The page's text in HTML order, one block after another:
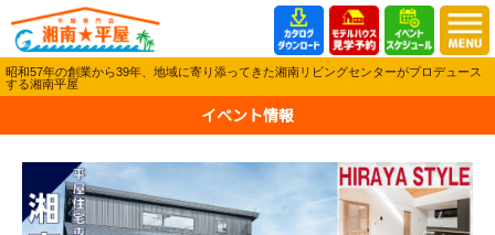
昭和57年の創業から39年、地域に寄り添ってきた湘南リビングセンターがプロデュース
する湘南平屋
イベント情報